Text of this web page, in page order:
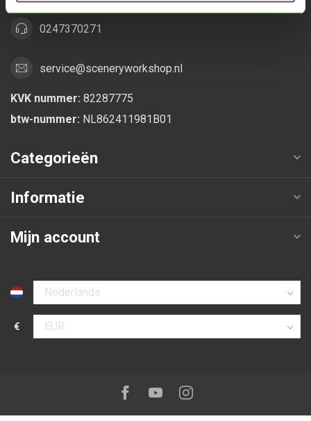
0247370271
service@sceneryworkshop.nl
KVK nummer: 82287775
btw-nummer: NL862411981B01
Categorieën
Informatie
Mijn account
Selecteer taal
€
Selecteer valuta
Volg ons op:Facebook
YoutubeInstagram